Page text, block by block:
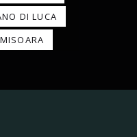
DI LUCA